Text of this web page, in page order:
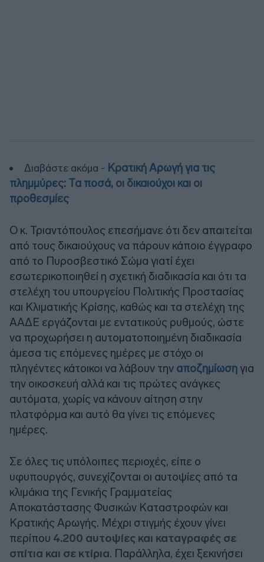
Διαβάστε ακόμα - Κρατική Αρωγή για τις
πλημμύρες: Τα ποσά, οι δικαιούχοι και οι
προθεσμίες
Ο κ. Τριαντόπουλος επεσήμανε ότι δεν απαιτείται
από τους δικαιούχους να πάρουν κάποιο έγγραφο
από το Πυροσβεστικό Σώμα γιατί έχει
εσωτερικοποιηθεί η σχετική διαδικασία και ότι τα
στελέχη του υπουργείου Πολιτικής Προστασίας
και Κλιματικής Κρίσης, καθώς και τα στελέχη της
ΑΑΔΕ εργάζονται με εντατικούς ρυθμούς, ώστε
να προχωρήσει η αυτοματοποιημένη διαδικασία
άμεσα τις επόμενες ημέρες με στόχο οι
πληγέντες κάτοικοι να λάβουν την αποζημίωση για
την οικοσκευή αλλά και τις πρώτες ανάγκες
αυτόματα, χωρίς να κάνουν αίτηση στην
πλατφόρμα και αυτό θα γίνει τις επόμενες
ημέρες.
Σε όλες τις υπόλοιπες περιοχές, είπε ο
υφυπουργός, συνεχίζονται οι αυτοψίες από τα
κλιμάκια της Γενικής Γραμματείας
Αποκατάστασης Φυσικών Καταστροφών και
Κρατικής Αρωγής. Μέχρι στιγμής έχουν γίνει
περίπου 4.200 αυτοψίες και καταγραφές σε
σπίτια και σε κτίρια. Παράλληλα, έχει ξεκινήσει